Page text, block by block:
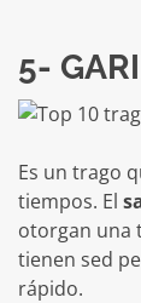
5-
Es un trago
tiempos. El
otorgan una
tienen sed
rápido.